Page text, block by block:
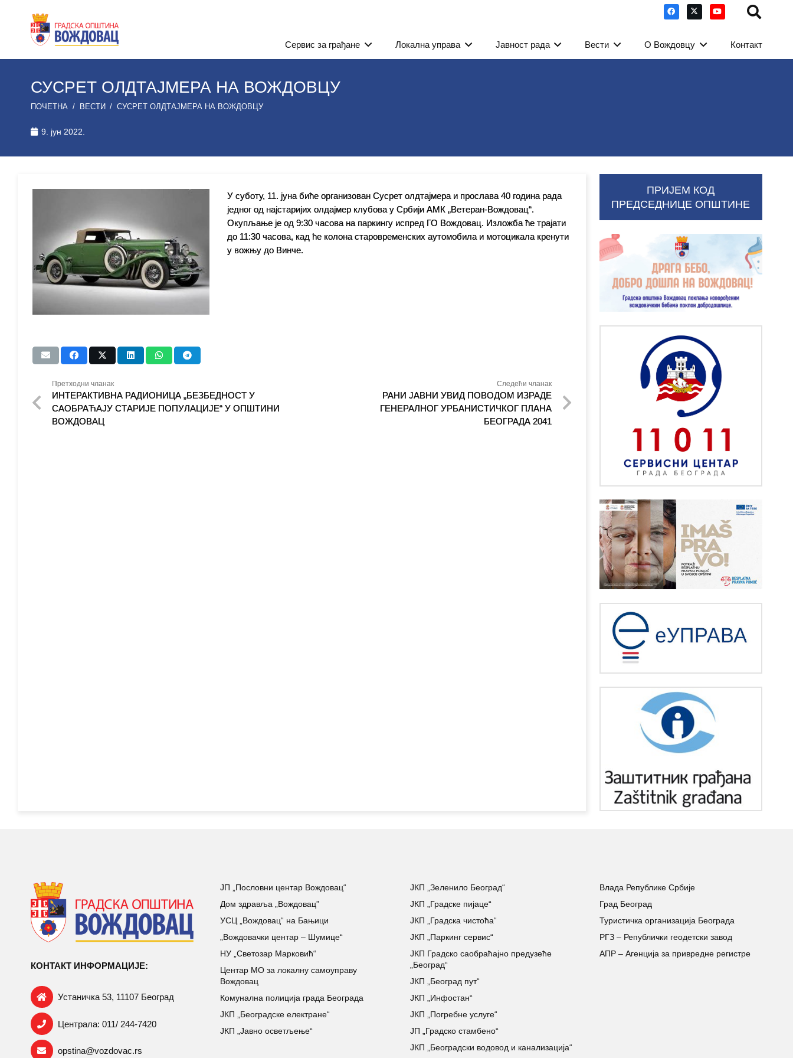
Сервис за грађане Локална управа Јавност рада Вести О Вождовцу Контакт
СУСРЕТ ОЛДТАЈМЕРА НА ВОЖДОВЦУ
ПОЧЕТНА / ВЕСТИ / СУСРЕТ ОЛДТАЈМЕРА НА ВОЖДОВЦУ
9. јун 2022.
У суботу, 11. јуна биће организован Сусрет олдтајмера и прослава 40 година рада
једног од најстаријих олдајмер клубова у Србији АМК „Ветеран-Вождовац“.
Окупљање је од 9:30 часова на паркингу испред ГО Вождовац. Изложба ће трајати
до 11:30 часова, кад ће колона старовременских аутомобила и мотоцикала кренути
у вожњу до Винче.
Претходни чланак
ИНТЕРАКТИВНА РАДИОНИЦА „БЕЗБЕДНОСТ У
САОБРАЋАЈУ СТАРИЈЕ ПОПУЛАЦИЈЕ“ У ОПШТИНИ
ВОЖДОВАЦ
Следећи чланак
РАНИ ЈАВНИ УВИД ПОВОДОМ ИЗРАДЕ
ГЕНЕРАЛНОГ УРБАНИСТИЧКОГ ПЛАНА
БЕОГРАДА 2041
ПРИЈЕМ КОД
ПРЕДСЕДНИЦЕ ОПШТИНЕ
КОНТАКТ ИНФОРМАЦИЈЕ:
Устаничка 53, 11107 Београд
Централа: 011/ 244-7420
opstina@vozdovac.rs
ЈП „Пословни центар Вождовац“
Дом здравља „Вождовац”
УСЦ „Вождовац“ на Бањици
„Вождовачки центар – Шумице“
НУ „Светозар Марковић“
Центар МO за локалну самоуправу
Вождовац
Комунална полиција града Београда
ЈКП „Београдске електране“
ЈКП „Јавно осветљење“
ЈКП „Зеленило Београд“
ЈКП „Градске пијаце“
ЈКП „Градска чистоћа“
ЈКП „Паркинг сервис“
ЈКП Градско саобраћајно предузеће
„Београд“
ЈКП „Београд пут“
ЈКП „Инфостан“
ЈКП „Погребне услуге“
ЈП „Градско стамбено“
ЈКП „Београдски водовод и канализација“
Влада Републике Србије
Град Београд
Туристичка организација Београда
РГЗ – Републички геодетски завод
АПР – Агенција за привредне регистре